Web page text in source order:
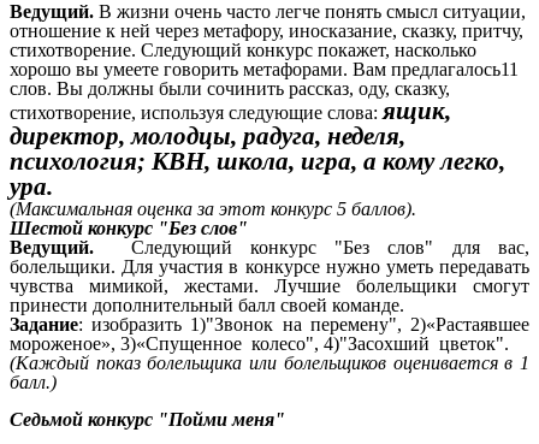
Ведущий. В жизни очень часто легче понять смысл ситуации,
отношение к ней через метафору, иносказание, сказку, притчу,
стихотворение. Следующий конкурс покажет, насколько
хорошо вы умеете говорить метафорами. Вам предлагалось11
слов. Вы должны были сочинить рассказ, оду, сказку,
стихотворение, используя следующие слова:ящик,
директор, молодцы, радуга, неделя,
психология; КВН, школа, игра, а кому легко,
ура.
(Максимальная оценка за этот конкурс 5 баллов).
Шестой конкурс "Без слов"
Ведущий. Следующий конкурс "Без слов" для вас,
болельщики. Для участия в конкурсе нужно уметь передавать
чувства мимикой, жестами. Лучшие болельщики смогут
принести дополнительный балл своей команде.
Задание: изобразить 1)"Звонок на перемену", 2)«Растаявшее
мороженое», 3)«Спущенное колесо", 4)"Засохший цветок".
(Каждый показ болельщика или болельщиков оценивается в 1
балл.)
Седьмой конкурс "Пойми меня"